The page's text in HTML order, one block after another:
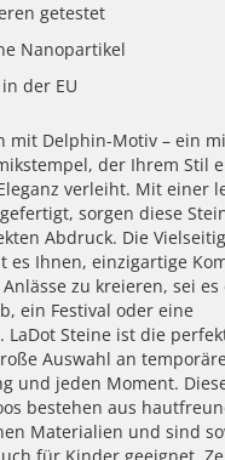
getestet
Nanopartikel
der EU
mit Delphin-Motiv – ein
der Ihrem Stil
verleiht. Mit einer
sorgen diese
Abdruck. Die
es Ihnen, einzigartige
zu kreieren, sei es
ein Festival oder eine
LaDot Steine ist die
Auswahl an
und jeden Moment.
bestehen aus
Materialien und sind